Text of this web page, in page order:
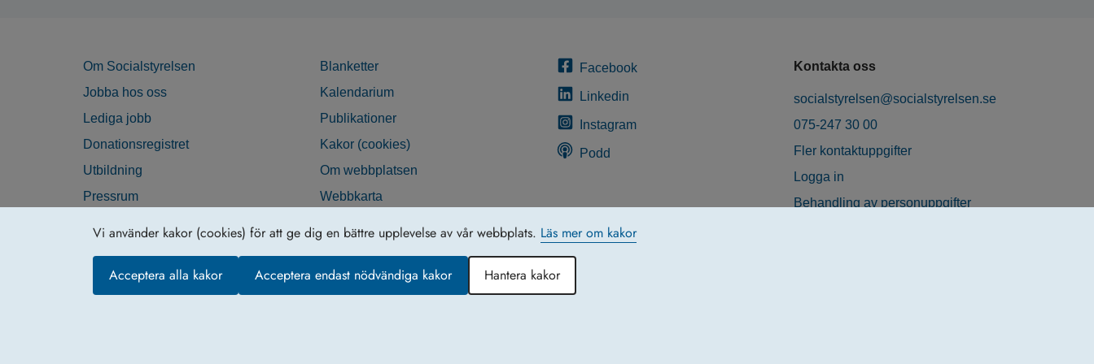
Vi använder kakor (cookies) för att ge dig en bättre upplevelse av vår webbplats. Läs mer om kakor
Acceptera alla kakor Acceptera endast nödvändiga kakor Hantera kakor
Om Socialstyrelsen
Jobba hos oss
Lediga jobb
Donationsregistret
Utbildning
Pressrum
Blanketter
Kalendarium
Publikationer
Kakor (cookies)
Om webbplatsen
Webbkarta
Facebook
Linkedin
Instagram
Podd
Kontakta oss
socialstyrelsen@socialstyrelsen.se
075-247 30 00
Fler kontaktuppgifter
Logga in
Behandling av personuppgifter